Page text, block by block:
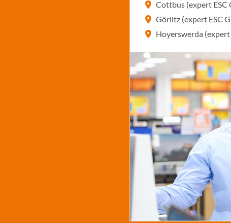
Cottbus (expert ESC
Görlitz (expert ESC
Hoyerswerda